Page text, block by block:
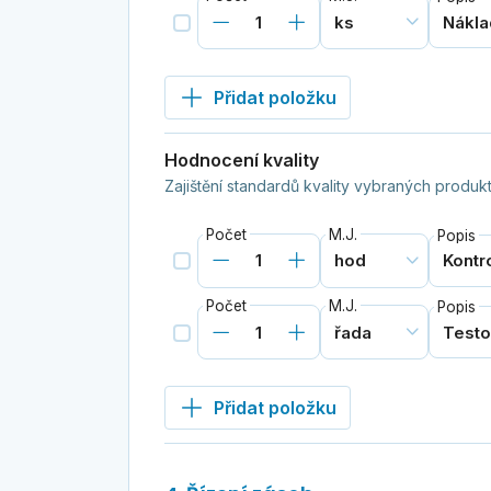
Přidat položku
Hodnocení kvality
Zajištění standardů kvality vybraných
Počet M.J. Popis
Počet M.J. Popis
Přidat položku